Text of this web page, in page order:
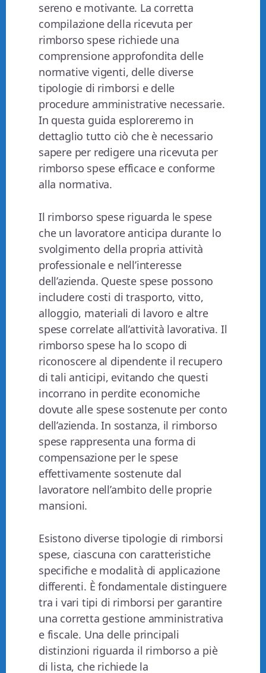
sereno e motivante. La corretta
compilazione della ricevuta per
rimborso spese richiede una
comprensione approfondita delle
normative vigenti, delle diverse
tipologie di rimborsi e delle
procedure amministrative necessarie.
In questa guida esploreremo in
dettaglio tutto ciò che è necessario
sapere per redigere una ricevuta per
rimborso spese efficace e conforme
alla normativa.
Il rimborso spese riguarda le spese
che un lavoratore anticipa durante lo
svolgimento della propria attività
professionale e nell’interesse
dell’azienda. Queste spese possono
includere costi di trasporto, vitto,
alloggio, materiali di lavoro e altre
spese correlate all’attività lavorativa. Il
rimborso spese ha lo scopo di
riconoscere al dipendente il recupero
di tali anticipi, evitando che questi
incorrano in perdite economiche
dovute alle spese sostenute per conto
dell’azienda. In sostanza, il rimborso
spese rappresenta una forma di
compensazione per le spese
effettivamente sostenute dal
lavoratore nell’ambito delle proprie
mansioni.
Esistono diverse tipologie di rimborsi
spese, ciascuna con caratteristiche
specifiche e modalità di applicazione
differenti. È fondamentale distinguere
tra i vari tipi di rimborsi per garantire
una corretta gestione amministrativa
e fiscale. Una delle principali
distinzioni riguarda il rimborso a piè
di lista, che richiede la